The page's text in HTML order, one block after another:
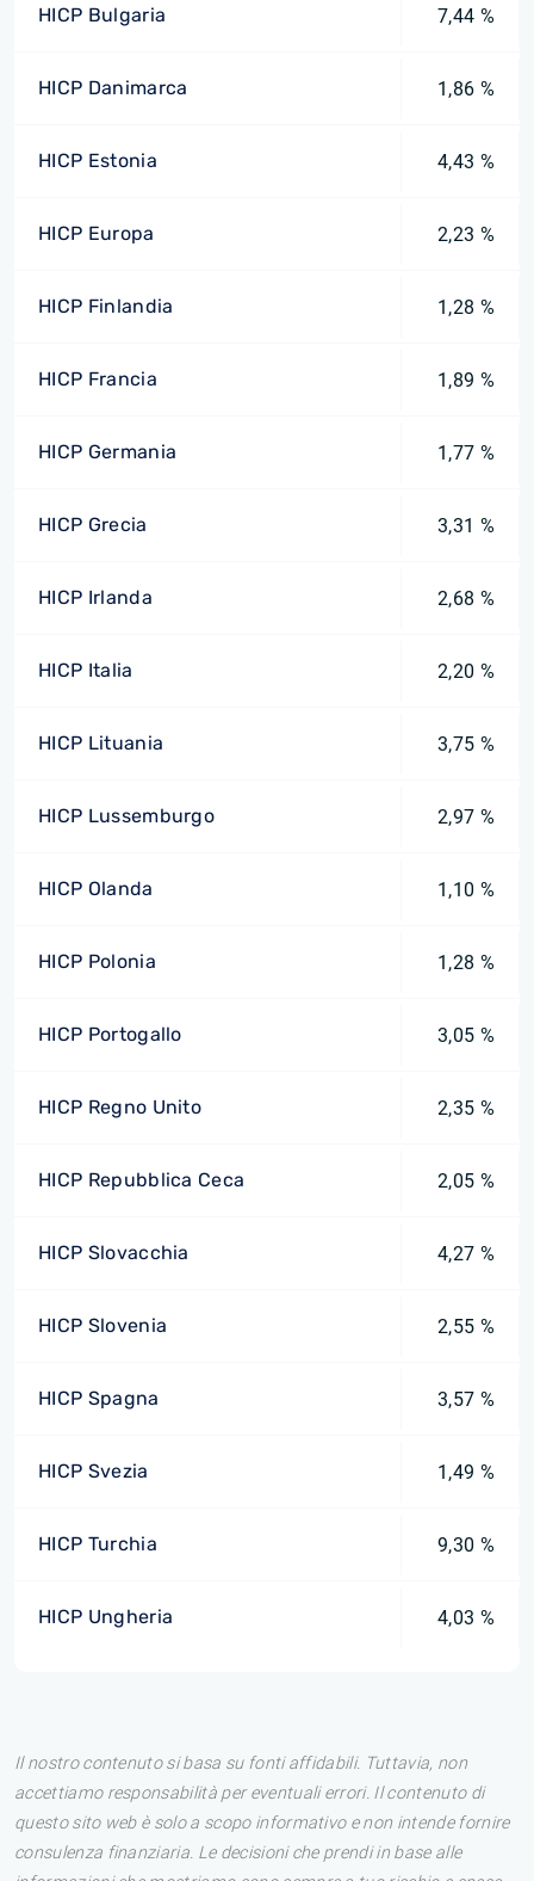
HICP Bulgaria 7,44 %
HICP Danimarca 1,86 %
HICP Estonia 4,43 %
HICP Europa 2,23 %
HICP Finlandia 1,28 %
HICP Francia 1,89 %
HICP Germania 1,77 %
HICP Grecia 3,31 %
HICP Irlanda 2,68 %
HICP Italia 2,20 %
HICP Lituania 3,75 %
HICP Lussemburgo 2,97 %
HICP Olanda 1,10 %
HICP Polonia 1,28 %
HICP Portogallo 3,05 %
HICP Regno Unito 2,35 %
HICP Repubblica Ceca 2,05 %
HICP Slovacchia 4,27 %
HICP Slovenia 2,55 %
HICP Spagna 3,57 %
HICP Svezia 1,49 %
HICP Turchia 9,30 %
HICP Ungheria 4,03 %
Il nostro contenuto si basa su fonti affidabili. Tuttavia, non
accettiamo responsabilità per eventuali errori. Il contenuto di
questo sito web è solo a scopo informativo e non intende fornire
consulenza finanziaria. Le decisioni che prendi in base alle